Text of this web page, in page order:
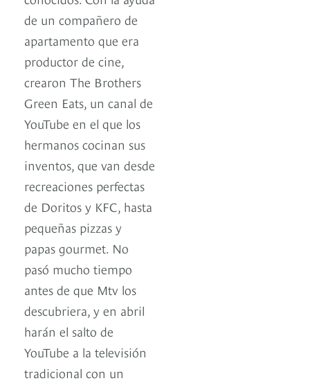
de un compañero de
apartamento que era
productor de cine,
crearon The Brothers
Green Eats, un canal de
YouTube en el que los
hermanos cocinan sus
inventos, que van desde
recreaciones perfectas
de Doritos y KFC, hasta
pequeñas pizzas y
papas gourmet. No
pasó mucho tiempo
antes de que Mtv los
descubriera, y en abril
harán el salto de
YouTube a la televisión
tradicional con un